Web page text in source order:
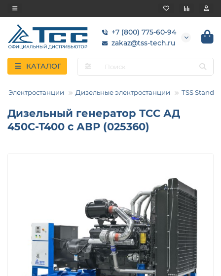
+7 (800) 775-60-94
zakaz@tss-tech.ru
КАТАЛОГ
Электростанции Дизельные электростанции TSS
Дизельный генератор ТСС АД
450С-Т400 с АВР (025360)